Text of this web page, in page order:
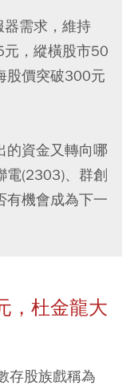
器需求，維持
元，縱橫股市50
股價突破300元
的資金又轉向哪
電(2303)、群創
有機會成為下一
，杜金龍大
存股族戲稱為